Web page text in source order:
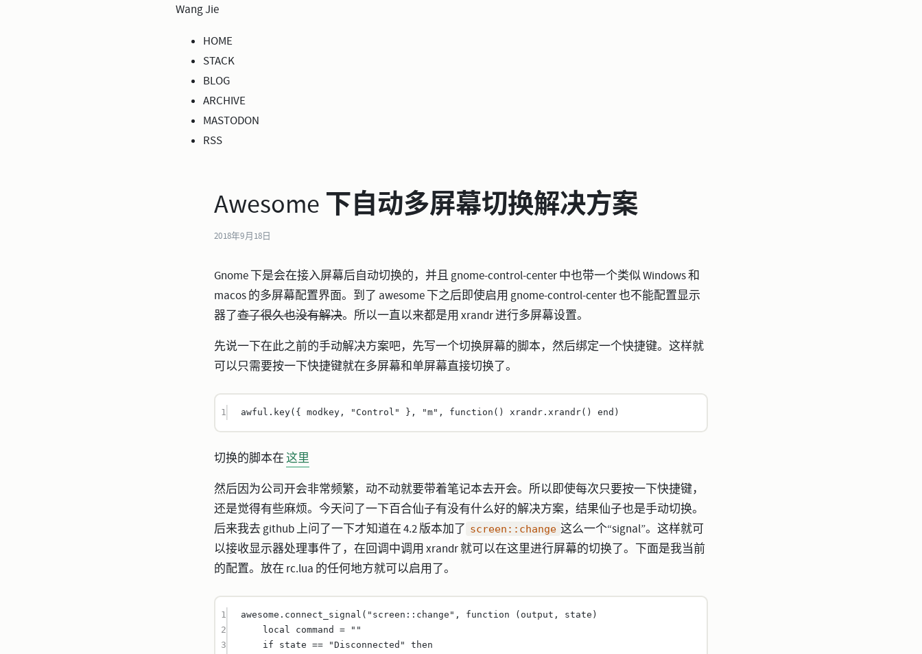
Wang Jie
HOME
STACK
BLOG
ARCHIVE
MASTODON
RSS
Awesome 下自动多屏幕切换解决方案
2018年9月18日
Gnome 下是会在接入屏幕后自动切换的，并且 gnome-control-center 中也带一个类似 Windows 和
macos 的多屏幕配置界面。到了 awesome 下之后即使启用 gnome-control-center 也不能配置显示
器了查了很久也没有解决。所以一直以来都是用 xrandr 进行多屏幕设置。
先说一下在此之前的手动解决方案吧，先写一个切换屏幕的脚本，然后绑定一个快捷键。这样就
可以只需要按一下快捷键就在多屏幕和单屏幕直接切换了。
1 awful. key({ modkey, "Control" }, "m" , function () xrandr.xrandr() end )
切换的脚本在这里
然后因为公司开会非常频繁，动不动就要带着笔记本去开会。所以即使每次只要按一下快捷键，
还是觉得有些麻烦。今天问了一下百合仙子有没有什么好的解决方案，结果仙子也是手动切换。
后来我去 github 上问了一下才知道在 4.2 版本加了 screen::change 这么一个“signal”。这样就可
以接收显示器处理事件了，在回调中调用 xrandr 就可以在这里进行屏幕的切换了。下面是我当前
的配置。放在 rc.lua 的任何地方就可以启用了。
1 awesome. connect_signal ( "screen::change" , function (output, state)
2
local command =
""
3
if state == "Disconnected" then